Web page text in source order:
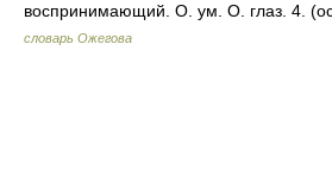
воспринимающий. О. ум. О. глаз. 4.
словарь Ожегова